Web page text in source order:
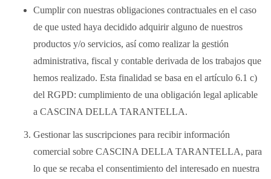
Cumplir con nuestras obligaciones contractuales en el caso
de que usted haya decidido adquirir alguno de nuestros
productos y/o servicios, así como realizar la gestión
administrativa, fiscal y contable derivada de los trabajos que
hemos realizado. Esta finalidad se basa en el artículo 6.1 c)
del RGPD: cumplimiento de una obligación legal aplicable
a CASCINA DELLA TARANTELLA.
Gestionar las suscripciones para recibir información
comercial sobre CASCINA DELLA TARANTELLA, para
lo que se recaba el consentimiento del interesado en nuestra